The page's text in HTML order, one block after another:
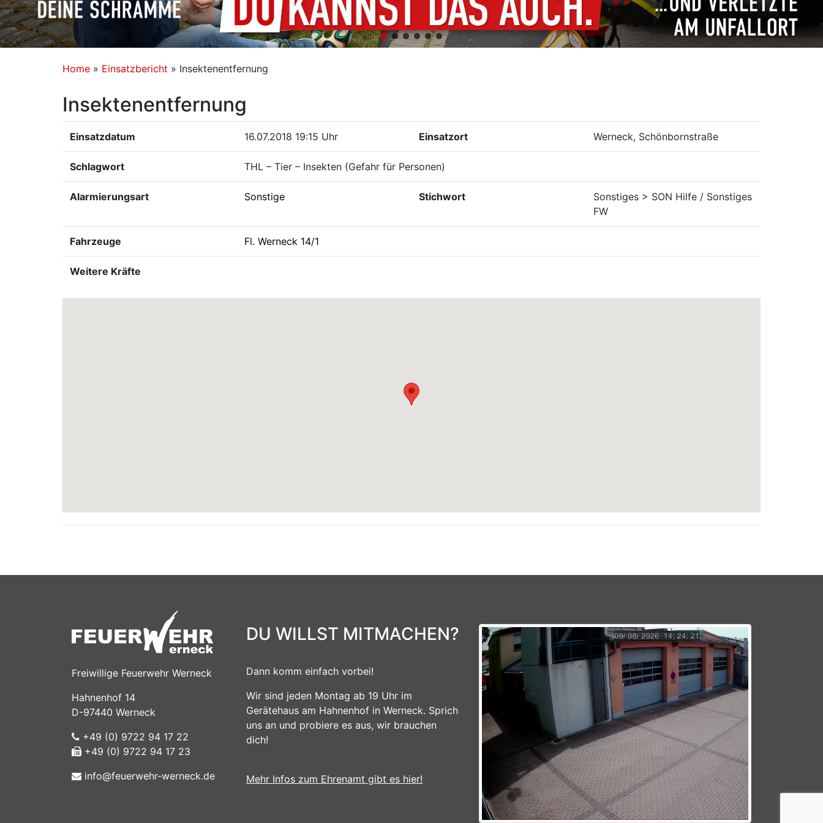
Home » Einsatzbericht » Insektenentfernung
Insektenentfernung
Einsatzdatum 16.07.2018 19:15 Uhr Einsatzort Werneck, Schönbornstraße
Schlagwort THL – Tier – Insekten (Gefahr für Personen)
Alarmierungsart Sonstige Stichwort
Sonstiges > SON Hilfe / Sonstiges
FW
Fahrzeuge Fl. Werneck 14/1
Weitere Kräfte
Freiwillige Feuerwehr Werneck
Hahnenhof 14
D-97440 Werneck
+49 (0) 9722 94 17 22
+49 (0) 9722 94 17 23
info@feuerwehr-werneck.de
DU WILLST MITMACHEN?
Dann komm einfach vorbei!
Wir sind jeden Montag ab 19 Uhr im
Gerätehaus am Hahnenhof in Werneck. Sprich
uns an und probiere es aus, wir brauchen
dich!
Mehr Infos zum Ehrenamt gibt es hier!